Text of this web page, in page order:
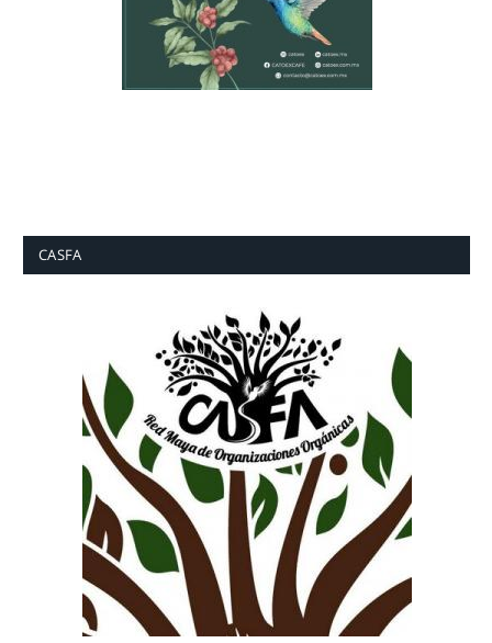
CASFA